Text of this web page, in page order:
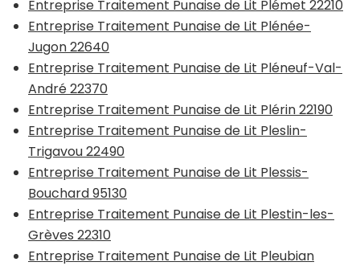
Entreprise Traitement Punaise de Lit Plémet 22210
Entreprise Traitement Punaise de Lit Plénée-
Jugon 22640
Entreprise Traitement Punaise de Lit Pléneuf-Val-
André 22370
Entreprise Traitement Punaise de Lit Plérin 22190
Entreprise Traitement Punaise de Lit Pleslin-
Trigavou 22490
Entreprise Traitement Punaise de Lit Plessis-
Bouchard 95130
Entreprise Traitement Punaise de Lit Plestin-les-
Grèves 22310
Entreprise Traitement Punaise de Lit Pleubian